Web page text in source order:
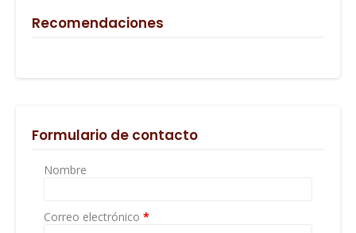
Recomendaciones
Formulario de contacto
Nombre
Correo electrónico *